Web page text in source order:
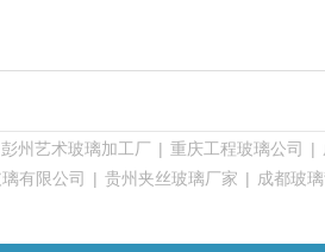
彭州艺术玻璃加工厂 | 重庆工程玻璃公司 |
有限公司 | 贵州夹丝玻璃厂家 | 成都玻